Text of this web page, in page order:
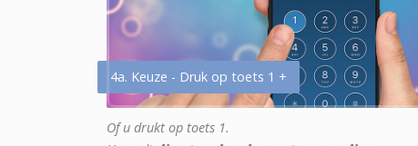
4a. Keuze - Druk op toets 1 +
Of u drukt op toets 1.